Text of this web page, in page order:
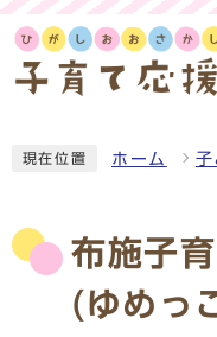
現在位置 ホーム 子
布施子
(ゆめっ